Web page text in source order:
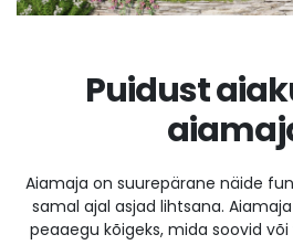
Puidust
Aiamaja on suurepärane näide
samal ajal asjad lihtsana.
peaaegu kõigeks, mida soovid